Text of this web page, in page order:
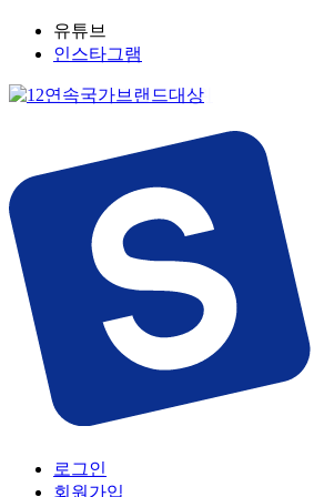
유튜브
인스타그램
로그인
회원가입